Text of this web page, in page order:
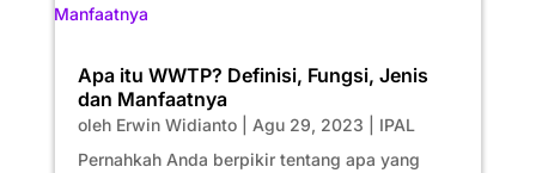
Apa itu WWTP? Definisi, Fungsi, Jenis
dan Manfaatnya
oleh Erwin Widianto| Agu 29, 2023
IPAL
Pernahkah Anda berpikir tentang apa yang